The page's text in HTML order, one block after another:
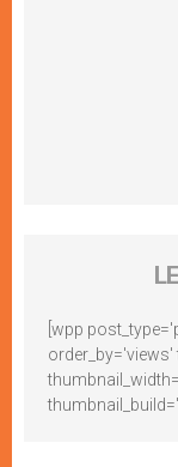
[wpp
order_by='views'